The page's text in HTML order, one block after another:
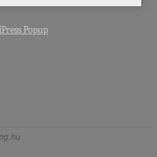
Popup